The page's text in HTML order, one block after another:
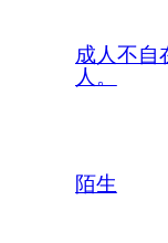
成人不自
人。
陌生